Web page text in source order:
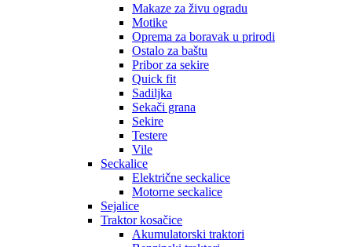
Makaze za živu ogradu
Motike
Oprema za boravak u prirodi
Ostalo za baštu
Pribor za sekire
Quick fit
Sadiljka
Sekači grana
Sekire
Testere
Vile
Seckalice
Električne seckalice
Motorne seckalice
Sejalice
Traktor kosačice
Akumulatorski traktori